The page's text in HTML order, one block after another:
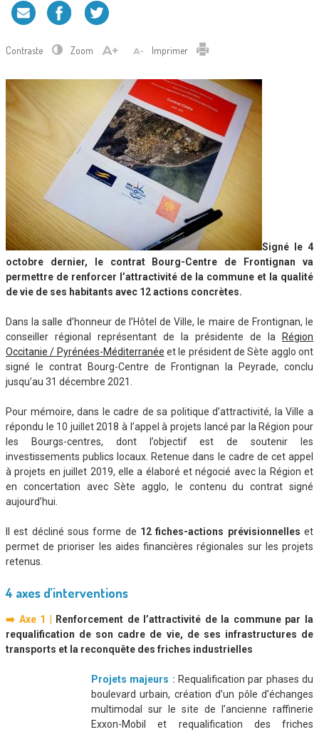
Contraste Zoom Imprimer
Signé le 4
octobre dernier, le contrat Bourg-Centre de Frontignan va
permettre de renforcer l’attractivité de la commune et la qualité
de vie de ses habitants avec 12 actions concrètes.
Dans la salle d’honneur de l’Hôtel de Ville, le maire de Frontignan, le
conseiller régional représentant de la présidente de la
Région
Occitanie / Pyrénées-Méditerranée et le président de Sète agglo ont
signé le contrat Bourg-Centre de Frontignan la Peyrade, conclu
jusqu’au 31 décembre 2021.
Pour mémoire, dans le cadre de sa politique d’attractivité, la Ville a
répondu le 10 juillet 2018 à l’appel à projets lancé par la Région pour
les Bourgs-centres, dont l’objectif est de soutenir les
investissements publics locaux. Retenue dans le cadre de cet appel
à projets en juillet 2019, elle a élaboré et négocié avec la Région et
en concertation avec Sète agglo, le contenu du contrat signé
aujourd’hui.
Il est décliné sous forme de 12 fiches-actions prévisionnelles et
permet de prioriser les aides financières régionales sur les projets
retenus.
4 axes d’interventions
➡️ Axe 1 |
Renforcement de l’attractivité de la commune par la
requalification de son cadre de vie, de ses infrastructures de
transports et la reconquête des friches industrielles
Projets majeurs : Requalification par phases du
boulevard urbain, création d’un pôle d’échanges
multimodal sur le site de l’ancienne raffinerie
Exxon-Mobil et requalification des friches